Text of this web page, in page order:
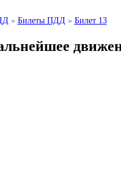
» Билеты ПДД » Билет 13